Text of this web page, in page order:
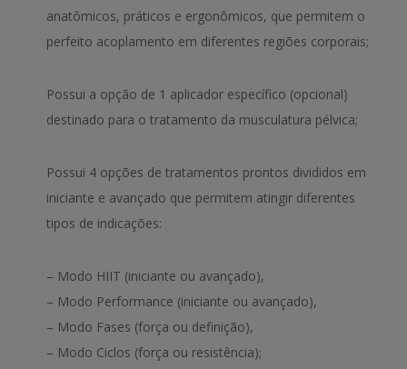
anatômicos, práticos e ergonômicos, que permitem o
perfeito acoplamento em diferentes regiões corporais;
Possui a opção de 1 aplicador específico (opcional)
destinado para o tratamento da musculatura pélvica;
Possui 4 opções de tratamentos prontos divididos em
iniciante e avançado que permitem atingir diferentes
tipos de indicações:
– Modo HIIT (iniciante ou avançado),
– Modo Performance (iniciante ou avançado),
– Modo Fases (força ou definição),
– Modo Ciclos (força ou resistência);